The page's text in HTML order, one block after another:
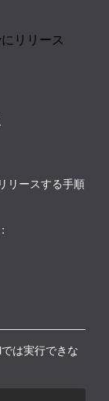
リリース
リースする手順
は実行できな